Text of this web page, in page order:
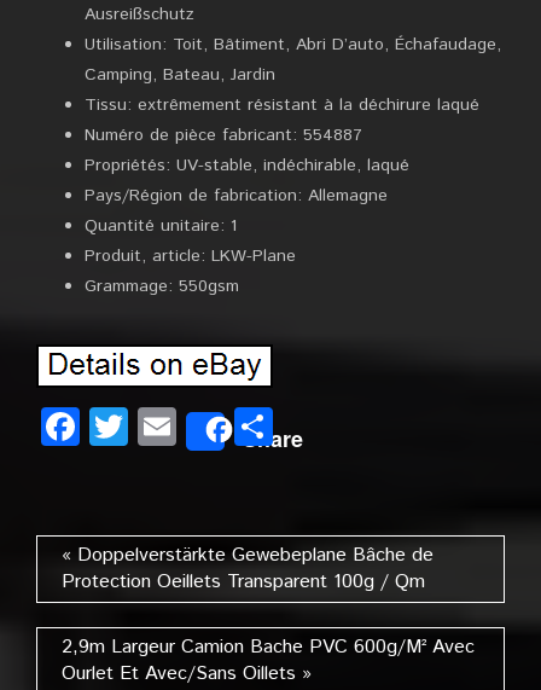
Ausreißschutz
Utilisation: Toit, Bâtiment, Abri D’auto, Échafaudage,
Camping, Bateau, Jardin
Tissu: extrêmement résistant à la déchirure laqué
Numéro de pièce fabricant: 554887
Propriétés: UV-stable, indéchirable, laqué
Pays/Région de fabrication: Allemagne
Quantité unitaire: 1
Produit, article: LKW-Plane
Grammage: 550gsm
Facebook
Twitter
EmailSharePartager
« Doppelverstärkte Gewebeplane Bâche de
Protection Oeillets Transparent 100g / Qm
2,9m Largeur Camion Bache PVC 600g/M² Avec
Ourlet Et Avec/Sans Oillets »